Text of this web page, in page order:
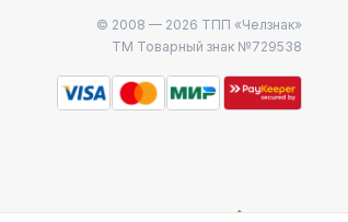
© 2008 — 2026 ТПП «Челзнак»
ТМ Товарный знак №729538